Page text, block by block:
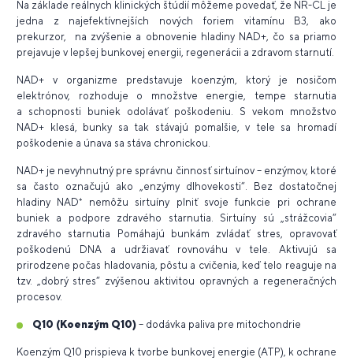
Na základe reálnych klinických štúdií môžeme povedať, že NR-CL je
jedna z najefektívnejších nových foriem vitamínu B3, ako
prekurzor, na zvýšenie a obnovenie hladiny NAD+, čo sa priamo
prejavuje v lepšej bunkovej energii, regenerácii a zdravom starnutí.
NAD+ v organizme predstavuje koenzým, ktorý je nosičom
elektrónov, rozhoduje o množstve energie, tempe starnutia
a schopnosti buniek odolávať poškodeniu. S vekom množstvo
NAD+ klesá, bunky sa tak stávajú pomalšie, v tele sa hromadí
poškodenie a únava sa stáva chronickou.
NAD+ je nevyhnutný pre správnu činnosť sirtuínov – enzýmov, ktoré
sa často označujú ako „enzýmy dlhovekosti“. Bez dostatočnej
hladiny NAD⁺ nemôžu sirtuíny plniť svoje funkcie pri ochrane
buniek a podpore zdravého starnutia. Sirtuíny sú „strážcovia“
zdravého starnutia Pomáhajú bunkám zvládať stres, opravovať
poškodenú DNA a udržiavať rovnováhu v tele. Aktivujú sa
prirodzene počas hladovania, pôstu a cvičenia, keď telo reaguje na
tzv. „dobrý stres“ zvýšenou aktivitou opravných a regeneračných
procesov.
Q10 (Koenzým Q10) – dodávka paliva pre mitochondrie
Koenzým Q10 prispieva k tvorbe bunkovej energie (ATP), k ochrane